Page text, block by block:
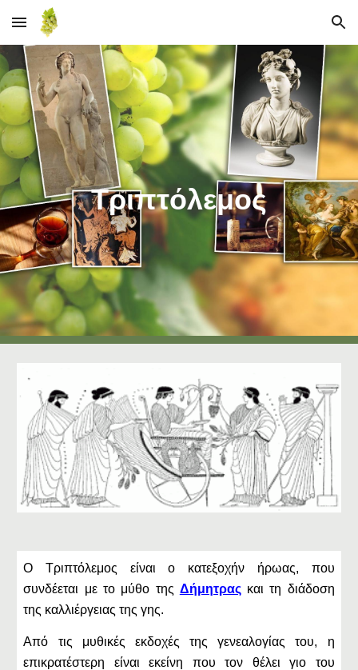
Skip to main content Skip to navigation
Τριπτόλεμος
Ο Τριπτόλεμος είναι ο κατεξοχήν ήρωας, που
συνδέεται με το μύθο της Δήμητραςκαι τη διάδοση
της καλλιέργειας της γης.
Από τις μυθικές εκδοχές της γενεαλογίας του, η
επικρατέστερη είναι εκείνη που τον θέλει γιο του